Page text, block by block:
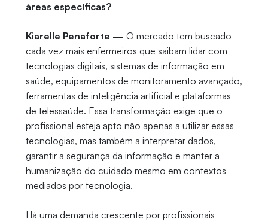
áreas específicas?
Kiarelle Penaforte — O mercado tem buscado
cada vez mais enfermeiros que saibam lidar com
tecnologias digitais, sistemas de informação em
saúde, equipamentos de monitoramento avançado,
ferramentas de inteligência artificial e plataformas
de telessaúde. Essa transformação exige que o
profissional esteja apto não apenas a utilizar essas
tecnologias, mas também a interpretar dados,
garantir a segurança da informação e manter a
humanização do cuidado mesmo em contextos
mediados por tecnologia.
Há uma demanda crescente por profissionais